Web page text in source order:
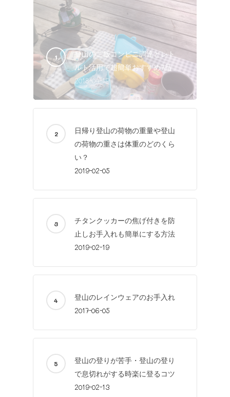
登山のご飯コンビニ調達とレト
ルト活用で超簡単おすすめ7品
2018-04-19
日帰り登山の荷物の重量や登山
の荷物の重さは体重のどのくら
い？
2019-02-05
チタンクッカーの焦げ付きを防
止しお手入れも簡単にする方法
2019-02-19
登山のレインウェアのお手入れ
2017-06-05
登山の登りが苦手・登山の登り
で息切れがする時楽に登るコツ
2019-02-13